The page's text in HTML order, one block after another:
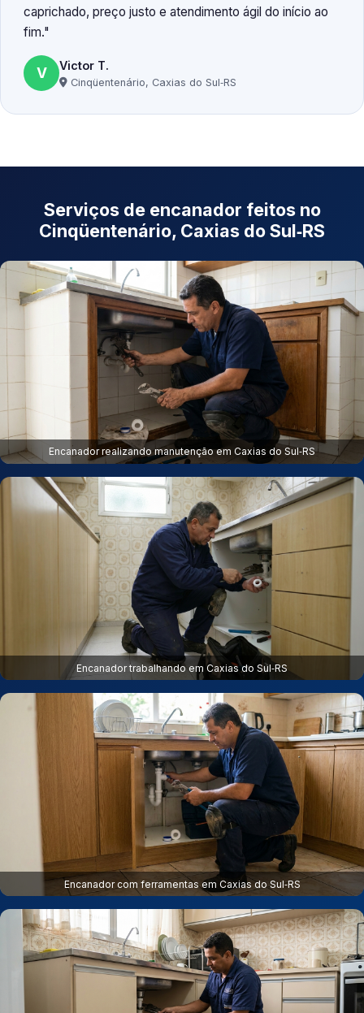
caprichado, preço justo e atendimento ágil do início ao
fim.
V Victor T.
Cinqüentenário, Caxias do Sul‑RS
Serviços de encanador feitos no
Cinqüentenário, Caxias do Sul‑RS
Encanador realizando manutenção em Caxias do Sul‑RS
Encanador trabalhando em Caxias do Sul‑RS
Encanador com ferramentas em Caxias do Sul‑RS